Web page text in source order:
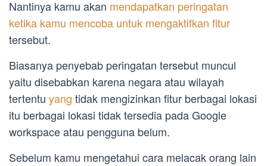
Nantinya kamu akan mendapatkan peringatan
ketika kamu mencoba untuk mengaktifkan fitur
tersebut.
Biasanya penyebab peringatan tersebut muncul
yaitu disebabkan karena negara atau wilayah
tertentu yang tidak mengizinkan fitur berbagai lokasi
itu berbagai lokasi tidak tersedia pada Google
workspace atau pengguna belum.
Sebelum kamu mengetahui cara melacak orang lain